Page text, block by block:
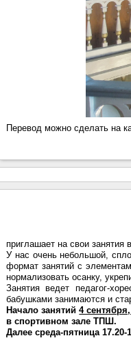
Перевод можно сделать на
приглашает на свои занятия
У нас очень небольшой,
формат занятий с
нормализовать осанку,
Занятия ведет педагог-
бабушками занимаются и
Начало занятий4
в спортивном зале ТПШ.
Далее среда-пятница 17.20-